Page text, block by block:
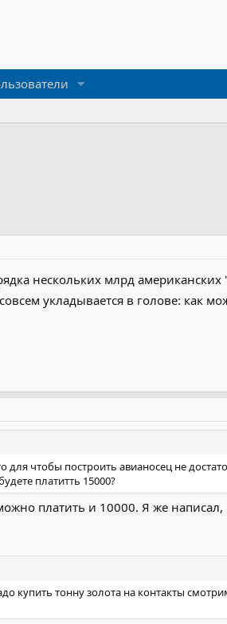
нескольких млрд американских
укладывается в голове: как
для чтобы построить авианосец не
платитть 15000?
платить и 10000. Я же
купить тонну золота на контакты